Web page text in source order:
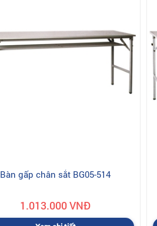
Bàn gấp chân sắt BG05-514
1.013.000 VNĐ